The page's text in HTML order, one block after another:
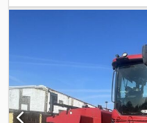
Getriebe: CVX Drive -
Zulassung auf 40 km/h (0050)